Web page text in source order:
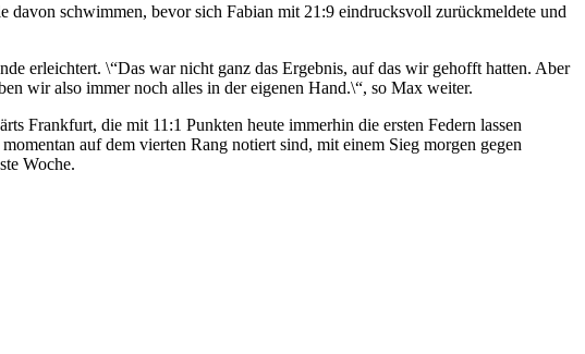
schwimmen, bevor sich Fabian mit 21:9 eindrucksvoll zurückmeldete und
erleichtert. \“Das war nicht ganz das Ergebnis, auf das wir gehofft hatten. Aber
wir also immer noch alles in der eigenen Hand.\“, so Max weiter.
Frankfurt, die mit 11:1 Punkten heute immerhin die ersten Federn lassen
auf dem vierten Rang notiert sind, mit einem Sieg morgen gegen
Woche.